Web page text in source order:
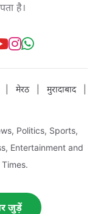
है।
मेरठ मुरादाबाद
Politics, Sports,
Entertainment and
जुड़ें